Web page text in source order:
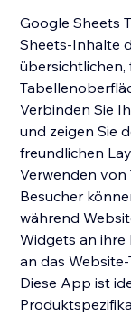
Google Sheets
Sheets-Inhalte
Verbinden Sie
und zeigen Sie
freundlichen
Verwenden
Besucher
während
Widgets an ihre
an das
Diese App ist